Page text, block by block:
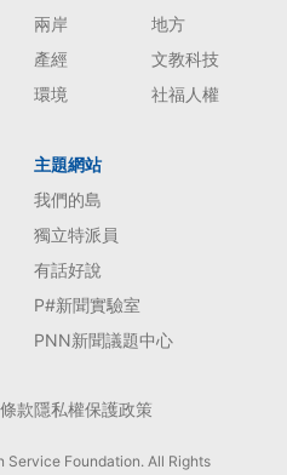
兩岸
地方
產經
文教科技
環境
社福人權
主題網站
我們的島
獨立特派員
有話好說
P#新聞實驗室
PNN新聞議題中心
款隱私權保護政策
Foundation. All Rights